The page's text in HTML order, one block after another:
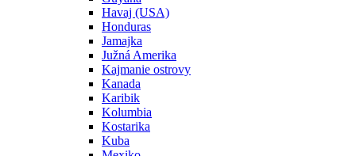
Havaj (USA)
Honduras
Jamajka
Južná Amerika
Kajmanie ostrovy
Kanada
Karibik
Kolumbia
Kostarika
Kuba